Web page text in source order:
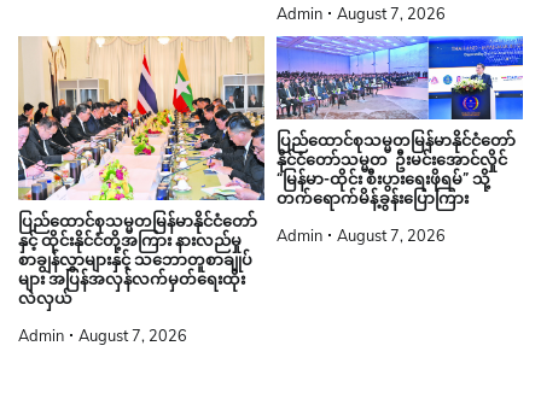
Admin August 7, 2026
ပြည်ထောင်စုသမ္မတမြန်မာနိုင်ငံတော်
နှင့် ထိုင်းနိုင်ငံတို့အကြား နားလည်မှု
စာချွန်လွှာများနှင့် သဘောတူစာချုပ်
များ အပြန်အလှန်လက်မှတ်ရေးထိုး
လဲလှယ်
Admin August 7, 2026
ပြည်ထောင်စုသမ္မတမြန်မာနိုင်ငံတော်
နိုင်ငံတော်သမ္မတ ဦးမင်းအောင်လှိုင်
“မြန်မာ-ထိုင်း စီးပွားရေးဖိုရမ်” သို့
တက်ရောက်မိန့်ခွန်းပြောကြား
Admin August 7, 2026